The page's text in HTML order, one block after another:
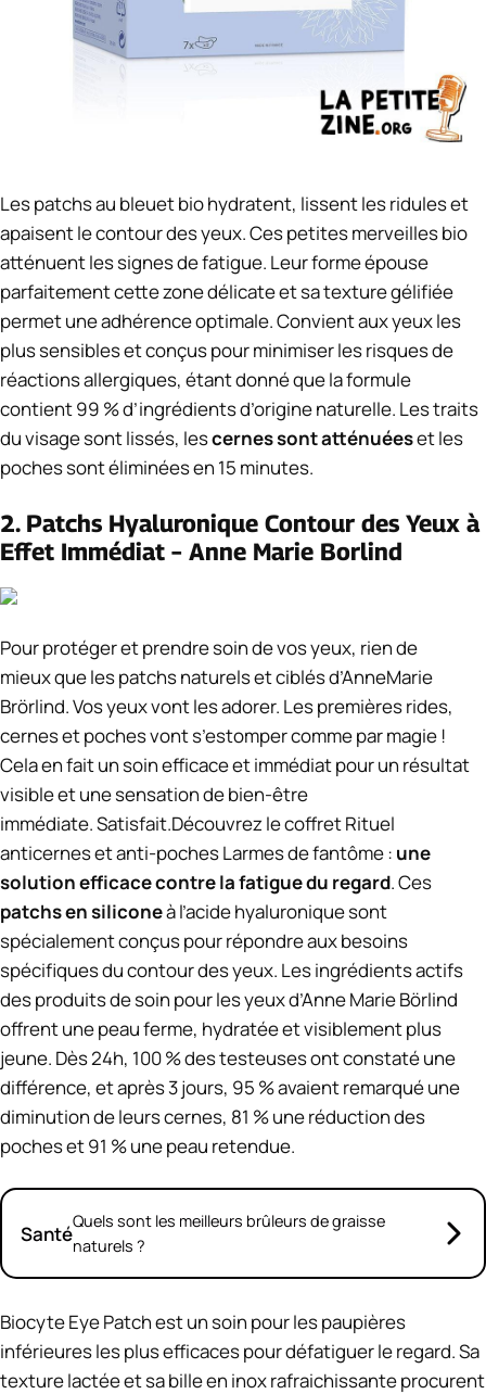
Lespatchsau bleuetbiohydratent, lissentlesriduleset
apaisentlecontourdesyeux.Ces petites merveillesbio
atténuentlessignesdefatigue. Leurformeépouse
parfaitementcettezonedélicateetsatexturegélifiée
permetuneadhérenceoptimale.Convientauxyeuxles
plussensiblesetconçuspourminimiserlesrisquesde
réactionsallergiques, étant donné que la formule
contient99 %d’ingrédientsd’originenaturelle. Lestraits
duvisagesontlissés, lescernessontatténuéesetles
pochessontéliminéesen 15 minutes.
2. Patchs Hyaluronique Contour des Yeux à
Effet Immédiat – Anne Marie Borlind
Pour protéger et prendre soindevosyeux, rien de
mieuxquelespatchsnaturelsetciblésd’AnneMarie
Brörlind.Vosyeuxvontlesadorer. Lespremièresrides,
cernesetpochesvont s’estomper comme par magie !
Cela enfaitunsoinefficaceetimmédiatpourun résultat
visibleetunesensationdebien-être
immédiate.Satisfait.Découvrez le coffret Rituel
anticernes et anti-poches Larmes de fantôme : une
solution efficace contre la fatigue du regard. Ces
patchs en siliconeà l’acide hyaluronique sont
spécialement conçus pour répondre aux besoins
spécifiques du contour des yeux. Les ingrédients actifs
des produits de soin pour les yeux d’Anne Marie Börlind
offrent une peau ferme, hydratée et visiblement plus
jeune. Dès 24h, 100 % des testeuses ont constaté une
différence, et après 3 jours, 95 % avaient remarqué une
diminution de leurs cernes, 81 % une réduction des
poches et 91 % une peau retendue.
SantéQuels sont les meilleurs brûleurs de graisse
naturels ?
Biocyte Eye Patch est un soin pour les paupières
inférieures les plus efficaces pour défatiguer le regard. Sa
texture lactée et sa bille en inox rafraichissante procurent